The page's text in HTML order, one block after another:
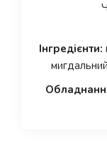
Інгредієнти: